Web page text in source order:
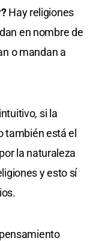
Hay religiones
en nombre de
o mandan a
si la
también está el
la naturaleza
y esto sí